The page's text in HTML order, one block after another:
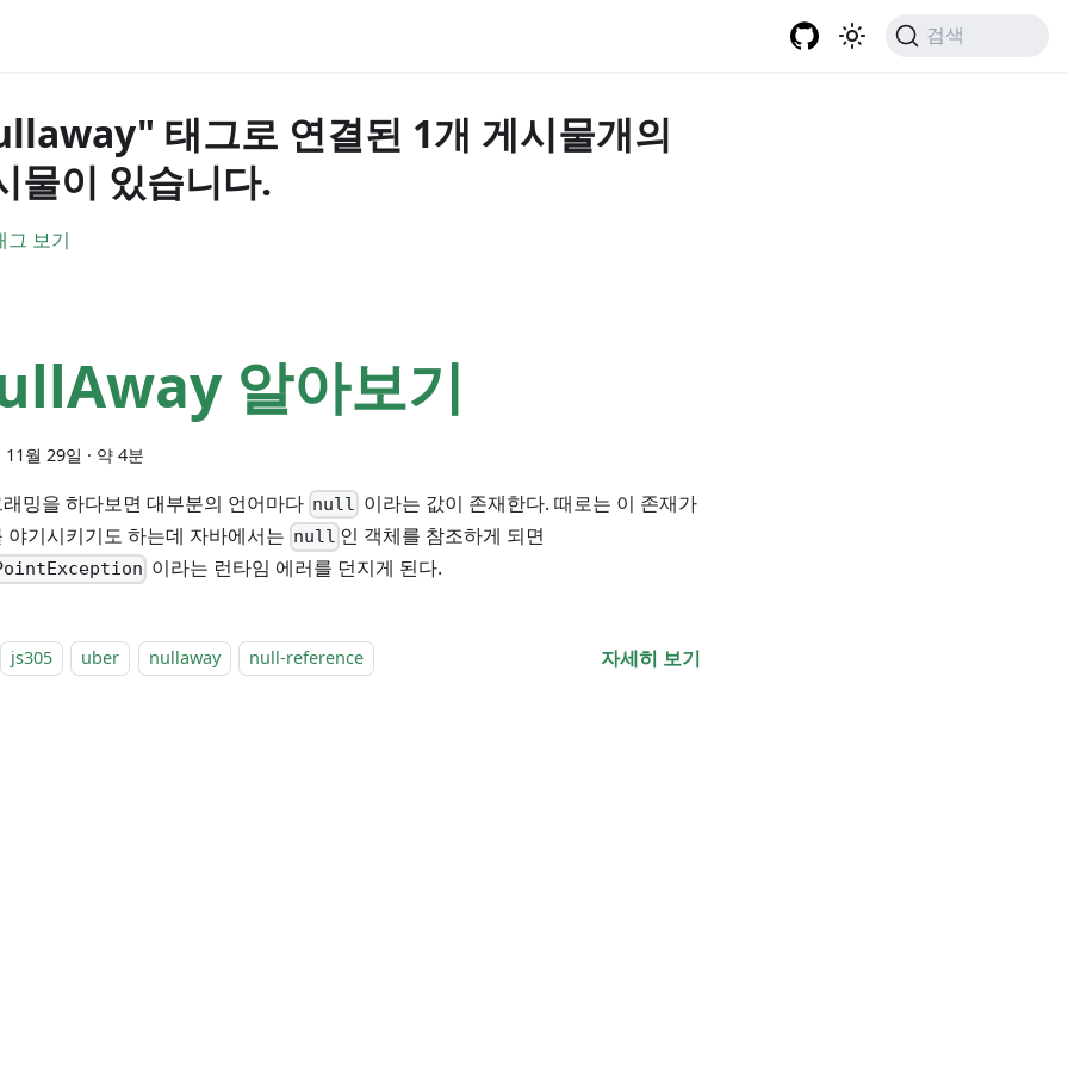
검색
태그로 연결된 1개 게시물개의
물이 있습니다.
그 보기
알아보기
월 29일 · 약 4분
밍을 하다보면 대부분의 언어마다 null 이라는 값이 존재한다. 때로는 이 존재가
야기시키기도 하는데 자바에서는 null 인 객체를 참조하게 되면
이라는 런타임 에러를 던지게 된다.
js305 uber nullaway null-reference 자세히 보기